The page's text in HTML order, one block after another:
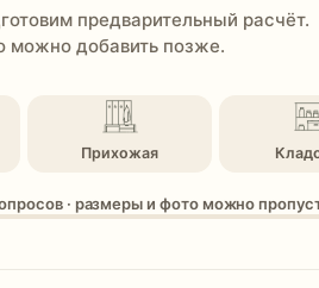
предварительный расчёт.
можно добавить позже.
Прихожая
· размеры и фото можно